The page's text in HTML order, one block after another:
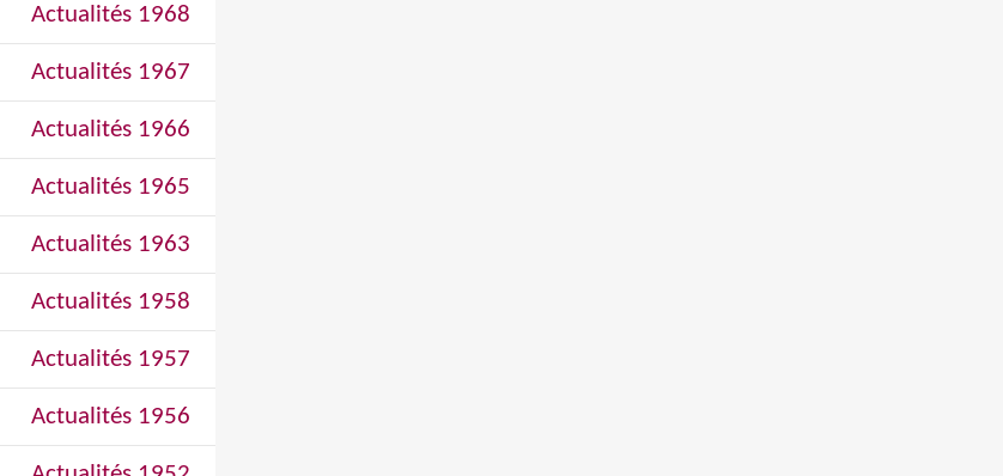
Actualités 1968
Actualités 1967
Actualités 1966
Actualités 1965
Actualités 1963
Actualités 1958
Actualités 1957
Actualités 1956